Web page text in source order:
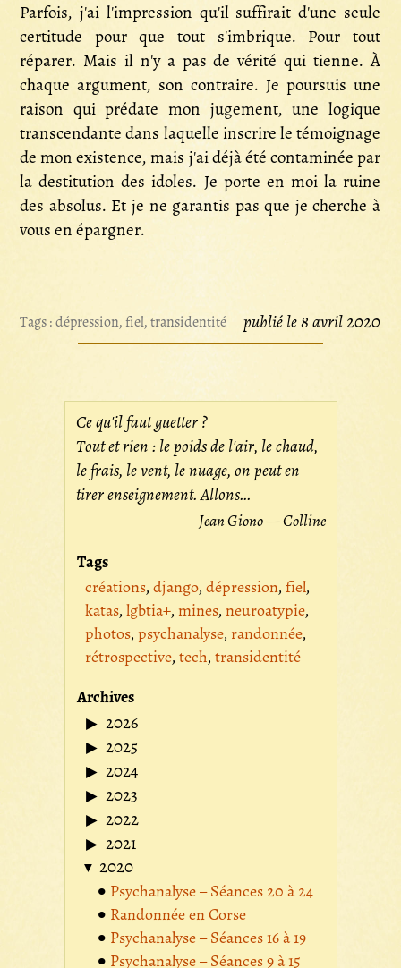
Parfois, j'ai l'impression qu'il suffirait d'une seule
certitude pour que tout s'imbrique. Pour tout
réparer. Mais il n'y a pas de vérité qui tienne. À
chaque argument, son contraire. Je poursuis une
raison qui prédate mon jugement, une logique
transcendante dans laquelle inscrire le témoignage
de mon existence, mais j'ai déjà été contaminée par
la destitution des idoles. Je porte en moi la ruine
des absolus. Et je ne garantis pas que je cherche à
vous en épargner.
Tags :dépression,fiel,transidentité publié le 8 avril 2020
Ce qu'il faut guetter ?
Tout et rien : le poids de l'air, le chaud,
le frais, le vent, le nuage, on peut en
tirer enseignement. Allons...
Jean Giono — Colline
Tags
créations django dépression fiel
katas lgbtia+ mines neuroatypie
photos psychanalyse randonnée
rétrospective tech transidentité
Archives
2026
2025
2024
2023
2022
2021
2020
Psychanalyse – Séances 20 à 24
Randonnée en Corse
Psychanalyse – Séances 16 à 19
Psychanalyse – Séances 9 à 15